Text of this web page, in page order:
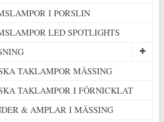
I PORSLIN
LED SPOTLIGHTS
TAKLAMPOR MÄSSING
TAKLAMPOR I FÖRNICKLAT
& AMPLAR I MÄSSING